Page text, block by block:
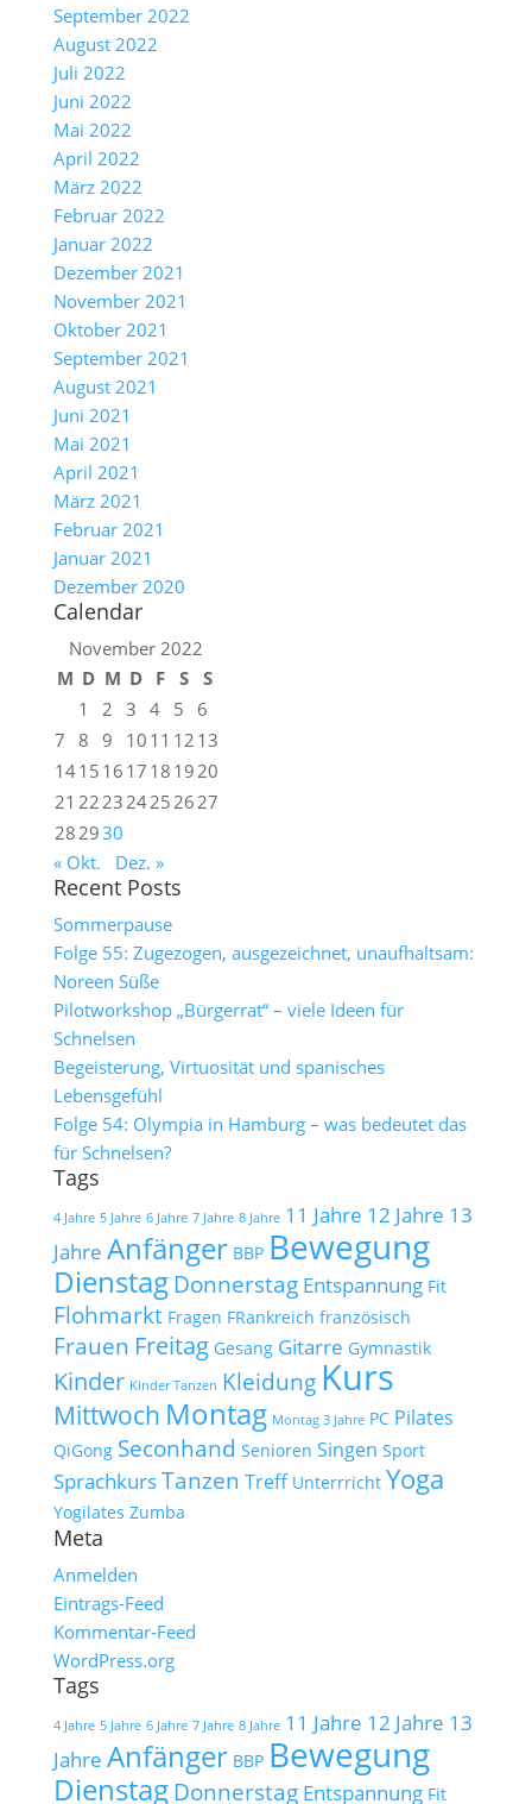
September 2022
August 2022
Juli 2022
Juni 2022
Mai 2022
April 2022
März 2022
Februar 2022
Januar 2022
Dezember 2021
November 2021
Oktober 2021
September 2021
August 2021
Juni 2021
Mai 2021
April 2021
März 2021
Februar 2021
Januar 2021
Dezember 2020
Calendar
November 2022
M D M D F S
S
1
2 3 4 5
6
7 8 9 10 11 12 13
1415 16 17 18 1920
21 222324252627
282930
« Okt.
Dez. »
Recent Posts
Sommerpause
Folge 55: Zugezogen, ausgezeichnet, unaufhaltsam:
Noreen Süße
Pilotworkshop „Bürgerrat“ – viele Ideen für
Schnelsen
Begeisterung, Virtuosität und spanisches
Lebensgefühl
Folge 54: Olympia in Hamburg – was bedeutet das
für Schnelsen?
Tags
4 Jahre 5 Jahre 6 Jahre 7 Jahre 8 Jahre 11 Jahre 12 Jahre 13
Jahre Anfänger BBP Bewegung
Dienstag Donnerstag Entspannung Fit
Flohmarkt Fragen FRankreich französisch
Frauen Freitag Gesang Gitarre Gymnastik
Kinder Kinder Tanzen Kleidung Kurs
Mittwoch Montag Montag 3 Jahre PC Pilates
QiGong Seconhand Senioren Singen Sport
SprachkursTanzen Treff Unterrricht Yoga
Yogilates Zumba
Meta
Anmelden
Eintrags-Feed
Kommentar-Feed
WordPress.org
Tags
4 Jahre 5 Jahre 6 Jahre 7 Jahre 8 Jahre 11 Jahre 12 Jahre 13
Jahre Anfänger BBP Bewegung
Dienstag Donnerstag Entspannung Fit